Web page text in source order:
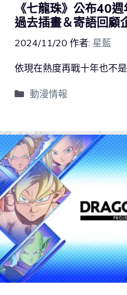
《七龍珠》公布40
過去插畫＆寄語回顧
2024/11/20 作者: 星藍
依現在熱度再戰十年也不
動漫情報